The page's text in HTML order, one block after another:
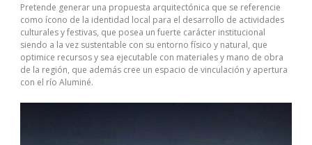
Pretende generar una propuesta arquitectónica que se referencie
como ícono de la identidad local para el desarrollo de actividades
culturales y festivas, que posea un fuerte carácter institucional
siendo a la vez sustentable con su entorno físico y natural, que
optimice recursos y sea ejecutable con materiales y mano de obra
de la región, que además cree un espacio de vinculación y apertura
con el río Aluminé.